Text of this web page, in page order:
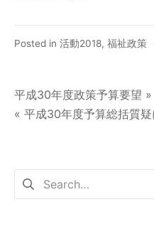
Posted in 活動2018 福祉政策
平成30年度政策予算要望 »
« 平成30年度予算総括質疑